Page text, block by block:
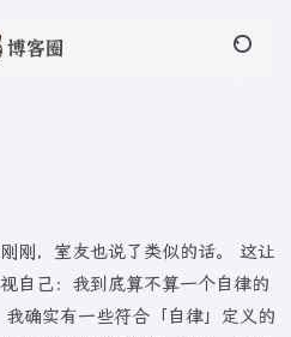
刚，室友也说了类似的话。 这让
自己：我到底算不算一个自律的
确实有一些符合「自律」定义的